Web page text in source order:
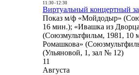
11:30- 12:30
Виртуальный концертный
Показ м/ф «Мойдодыр»
16 мин.); «Ивашка из
(Союзмультфильм, 1981, 10
Ромашкова»
(Ульяновой, 1, зал № 12)
11
Августа